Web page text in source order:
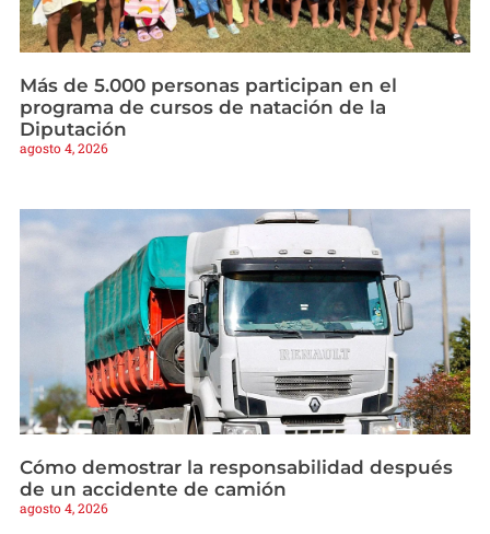
Más de 5.000 personas participan en el
programa de cursos de natación de la
Diputación
agosto 4, 2026
Cómo demostrar la responsabilidad después
de un accidente de camión
agosto 4, 2026